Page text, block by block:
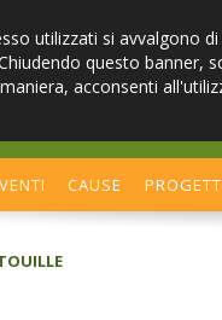
utilizzati si avvalgono
questo banner,
acconsenti
CAUSE